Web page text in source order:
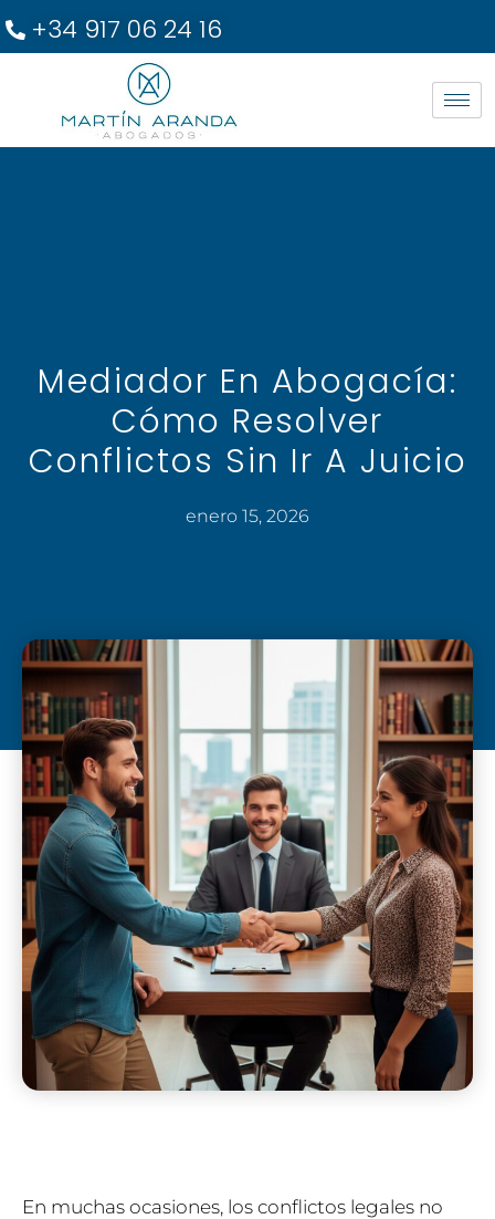
+34 917 06 24 16
Mediador En Abogacía:
Cómo Resolver
Conflictos Sin Ir A Juicio
enero 15, 2026
En muchas ocasiones, los conflictos legales no